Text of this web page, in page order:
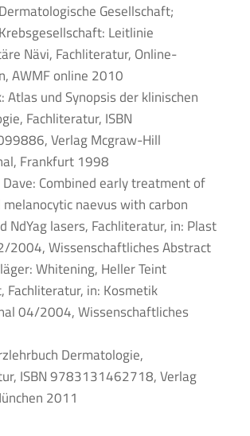
Gesellschaft;
Leitlinie
Nävi, Fachliteratur, Online-
AWMF online 2010
Atlas und Synopsis der klinischen
Fachliteratur, ISBN
Verlag Mcgraw-Hill
Frankfurt 1998
Combined early treatment of
naevus with carbon
NdYag lasers, Fachliteratur, in: Plast
2004, Wissenschaftliches Abstract
Whitening, Heller Teint
Fachliteratur, in: Kosmetik
04/2004, Wissenschaftliches
Dermatologie,
ISBN 9783131462718, Verlag
2011